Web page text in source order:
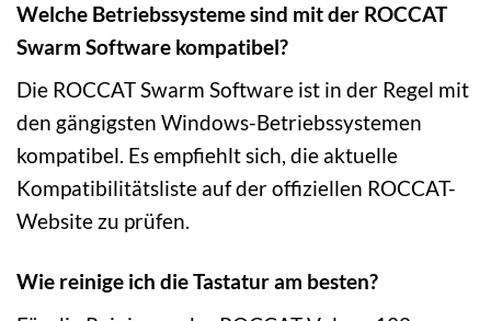
Welche Betriebssysteme sind mit der ROCCAT
Swarm Software kompatibel?
Die ROCCAT Swarm Software ist in der Regel mit
den gängigsten Windows-Betriebssystemen
kompatibel. Es empfiehlt sich, die aktuelle
Kompatibilitätsliste auf der offiziellen ROCCAT-
Website zu prüfen.
Wie reinige ich die Tastatur am besten?